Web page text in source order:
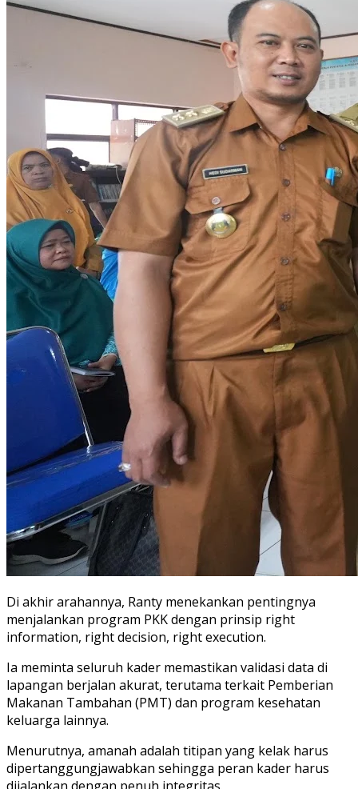
Di akhir arahannya, Ranty menekankan pentingnya
menjalankan program PKK dengan prinsip right
information, right decision, right execution.
Ia meminta seluruh kader memastikan validasi data di
lapangan berjalan akurat, terutama terkait Pemberian
Makanan Tambahan (PMT) dan program kesehatan
keluarga lainnya.
Menurutnya, amanah adalah titipan yang kelak harus
dipertanggungjawabkan sehingga peran kader harus